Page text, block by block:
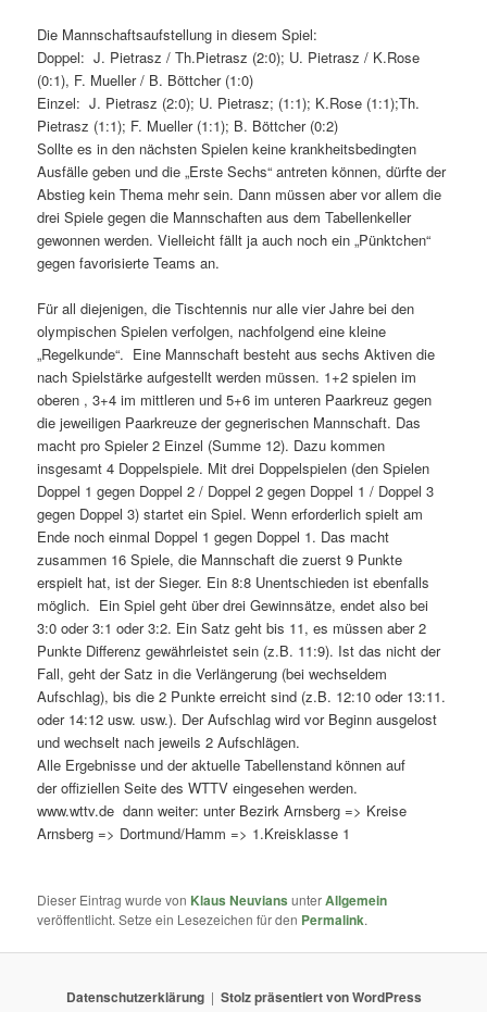
Die Mannschaftsaufstellung in diesem Spiel:
Doppel: J. Pietrasz / Th.Pietrasz (2:0); U. Pietrasz / K.Rose
(0:1), F. Mueller / B. Böttcher (1:0)
Einzel: J. Pietrasz (2:0); U. Pietrasz; (1:1); K.Rose (1:1);Th.
Pietrasz (1:1); F. Mueller (1:1); B. Böttcher (0:2)
Sollte es in den nächsten Spielen keine krankheitsbedingten
Ausfälle geben und die „Erste Sechs“ antreten können, dürfte der
Abstieg kein Thema mehr sein. Dann müssen aber vor allem die
drei Spiele gegen die Mannschaften aus dem Tabellenkeller
gewonnen werden. Vielleicht fällt ja auch noch ein „Pünktchen“
gegen favorisierte Teams an.
Für all diejenigen, die Tischtennis nur alle vier Jahre bei den
olympischen Spielen verfolgen, nachfolgend eine kleine
„Regelkunde“. Eine Mannschaft besteht aus sechs Aktiven die
nach Spielstärke aufgestellt werden müssen. 1+2 spielen im
oberen , 3+4 im mittleren und 5+6 im unteren Paarkreuz gegen
die jeweiligen Paarkreuze der gegnerischen Mannschaft. Das
macht pro Spieler 2 Einzel (Summe 12). Dazu kommen
insgesamt 4 Doppelspiele. Mit drei Doppelspielen (den Spielen
Doppel 1 gegen Doppel 2 / Doppel 2 gegen Doppel 1 / Doppel 3
gegen Doppel 3) startet ein Spiel. Wenn erforderlich spielt am
Ende noch einmal Doppel 1 gegen Doppel 1. Das macht
zusammen 16 Spiele, die Mannschaft die zuerst 9 Punkte
erspielt hat, ist der Sieger. Ein 8:8 Unentschieden ist ebenfalls
möglich. Ein Spiel geht über drei Gewinnsätze, endet also bei
3:0 oder 3:1 oder 3:2. Ein Satz geht bis 11, es müssen aber 2
Punkte Differenz gewährleistet sein (z.B. 11:9). Ist das nicht der
Fall, geht der Satz in die Verlängerung (bei wechseldem
Aufschlag), bis die 2 Punkte erreicht sind (z.B. 12:10 oder 13:11.
oder 14:12 usw. usw.). Der Aufschlag wird vor Beginn ausgelost
und wechselt nach jeweils 2 Aufschlägen.
Alle Ergebnisse und der aktuelle Tabellenstand können auf
der offiziellen Seite des WTTV eingesehen werden.
www.wttv.de dann weiter: unter Bezirk Arnsberg => Kreise
Arnsberg => Dortmund/Hamm => 1.Kreisklasse 1
Dieser Eintrag wurde von Klaus Neuvians unterAllgemein
veröffentlicht. Setze ein Lesezeichen für den Permalink.
Datenschutzerklärung Stolz präsentiert von WordPress